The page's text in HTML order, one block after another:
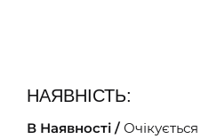
НАЯВНІСТЬ:
В Наявності / Очікується